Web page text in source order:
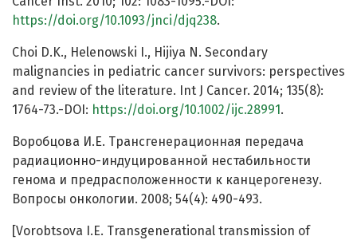
https://doi.org/10.1093/jnci/djq238.
Choi D.K., Helenowski I., Hijiya N. Secondary
malignancies in pediatric cancer survivors: perspectives
and review of the literature. Int J Cancer. 2014; 135(8):
1764-73.-DOI: https://doi.org/10.1002/ijc.28991 .
Воробцова И.Е. Трансгенерационная передача
радиационно-индуцированной нестабильности
генома и предрасположенности к канцерогенезу.
Вопросы онкологии. 2008; 54(4): 490-493.
[Vorobtsova I.E. Transgenerational transmission of